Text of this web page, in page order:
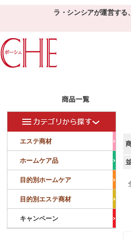
ラ・シンシアが運営する
美容液
目
美白 小顔・痩顔
敏
ボーシェ
エステ商材
ホームケア品
目的別ホームケア
目的別エステ商材
キャンペーン